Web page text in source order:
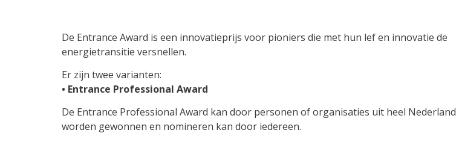
De Entrance Award is een innovatieprijs voor pioniers die met hun lef en innovatie de
energietransitie versnellen.
Er zijn twee varianten:
• Entrance Professional Award
De Entrance Professional Award kan door personen of organisaties uit heel Nederland
worden gewonnen en nomineren kan door iedereen.